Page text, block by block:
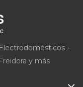
-
y más